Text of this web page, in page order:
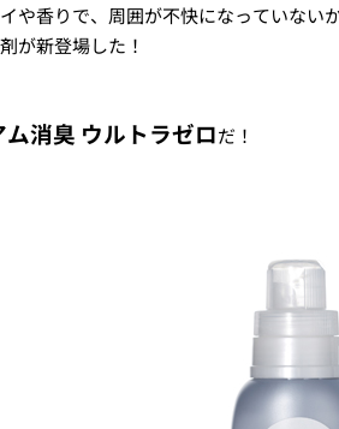
や香りで、周囲が不快になっていな
が新登場した！
消臭 ウルトラゼロだ！